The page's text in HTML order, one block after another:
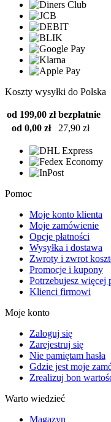
Koszty wysyłki do Polska
od 199,00 zł bezpłatnie
od 0,00 zł
27,90 zł
Pomoc
Moje konto klienta
Moje zamówienie
Opcje płatności
Wysyłka i dostawa
Zwroty i zwrot
Promocje i kupony
Potrzebujesz więcej
Klienci firmowi
Moje konto
Zaloguj się
Zarejestruj się
Nie pamiętam hasła
Gdzie jest moje
Zrealizuj bon
Warto wiedzieć
Magazyn